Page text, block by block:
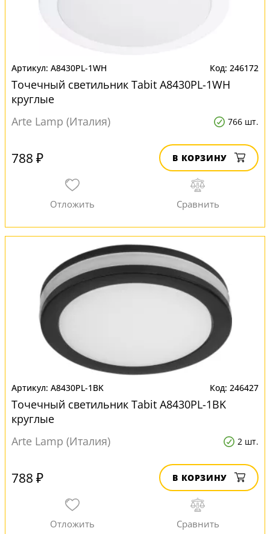
A8430PL-1WH 246172
Точечный светильник Tabit A8430PL-1WH
круглые
Arte Lamp (Италия)
766 шт.
788 ₽ В КОРЗИНУ
A8430PL-1BK 246427
Точечный светильник Tabit A8430PL-1BK
круглые
Arte Lamp (Италия)
2 шт.
788 ₽ В КОРЗИНУ